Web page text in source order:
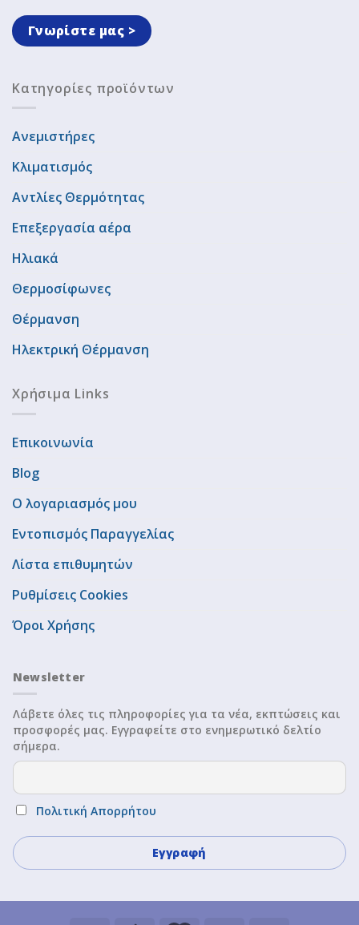
Γνωρίστε μας >
Κατηγορίες προϊόντων
Ανεμιστήρες
Κλιματισμός
Αντλίες Θερμότητας
Επεξεργασία αέρα
Ηλιακά
Θερμοσίφωνες
Θέρμανση
Ηλεκτρική Θέρμανση
Χρήσιμα Links
Επικοινωνία
Blog
Ο λογαριασμός μου
Εντοπισμός Παραγγελίας
Λίστα επιθυμητών
Ρυθμίσεις Cookies
Όροι Χρήσης
Newsletter
Λάβετε όλες τις πληροφορίες για τα νέα, εκπτώσεις και
προσφορές μας. Εγγραφείτε στο ενημερωτικό δελτίο
σήμερα.
Πολιτική Απορρήτου